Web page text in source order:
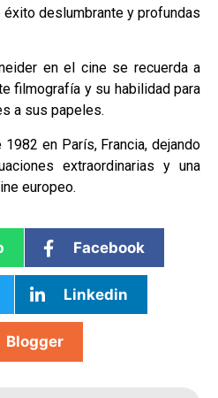
éxito deslumbrante y profundas
en el cine se recuerda a
filmografía y su habilidad para
a sus papeles.
en París, Francia, dejando
extraordinarias y una
europeo.
Facebook
Linkedin
Blogger